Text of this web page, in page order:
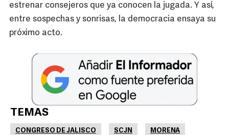
estrenar consejeros que ya conocen la jugada. Y así,
entre sospechas y sonrisas, la democracia ensaya su
próximo acto.
TEMAS
CONGRESO DE JALISCO SCJN MORENA